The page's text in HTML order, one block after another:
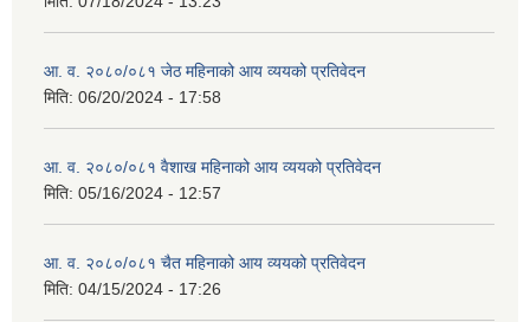
आ. व. २०८०/०८१ जेठ महिनाको आय व्ययको प्रतिवेदन
मिति: 06/20/2024 - 17:58
आ. व. २०८०/०८१ वैशाख महिनाको आय व्ययको प्रतिवेदन
मिति: 05/16/2024 - 12:57
आ. व. २०८०/०८१ चैत महिनाको आय व्ययको प्रतिवेदन
मिति: 04/15/2024 - 17:26